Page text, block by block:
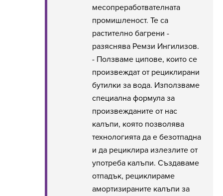
месопреработвателната
промишленост. Те са
растително багрени -
разяснява Ремзи Ингилизов.
- Ползваме ципове, които се
произвеждат от рециклирани
бутилки за вода. Използваме
специална формула за
произвежданите от нас
калъпи, която позволява
технологията да е безотпадна
и да рециклира излезлите от
употреба калъпи. Създаваме
отпадък, рециклираме
амортизираните калъпи за